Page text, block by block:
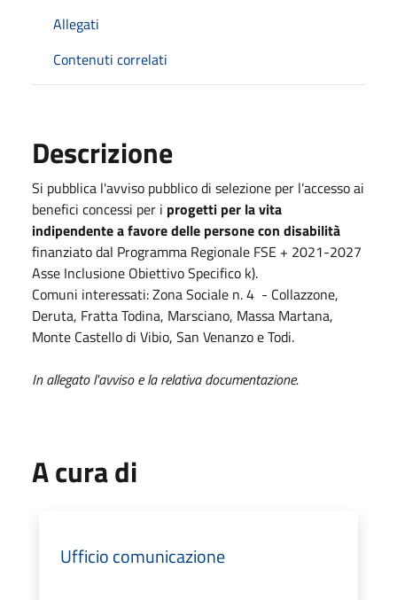
Allegati
Contenuti correlati
Descrizione
Si pubblica l'avviso pubblico di selezione per l’accesso ai
benefici concessi per i progetti per la vita
indipendente a favore delle persone con disabilità
finanziato dal Programma Regionale FSE + 2021-2027
Asse Inclusione Obiettivo Specifico k).
Comuni interessati: Zona Sociale n. 4 - Collazzone,
Deruta, Fratta Todina, Marsciano, Massa Martana,
Monte Castello di Vibio, San Venanzo e Todi.
In allegato l'avviso e la relativa documentazione.
A cura di
Ufficio comunicazione